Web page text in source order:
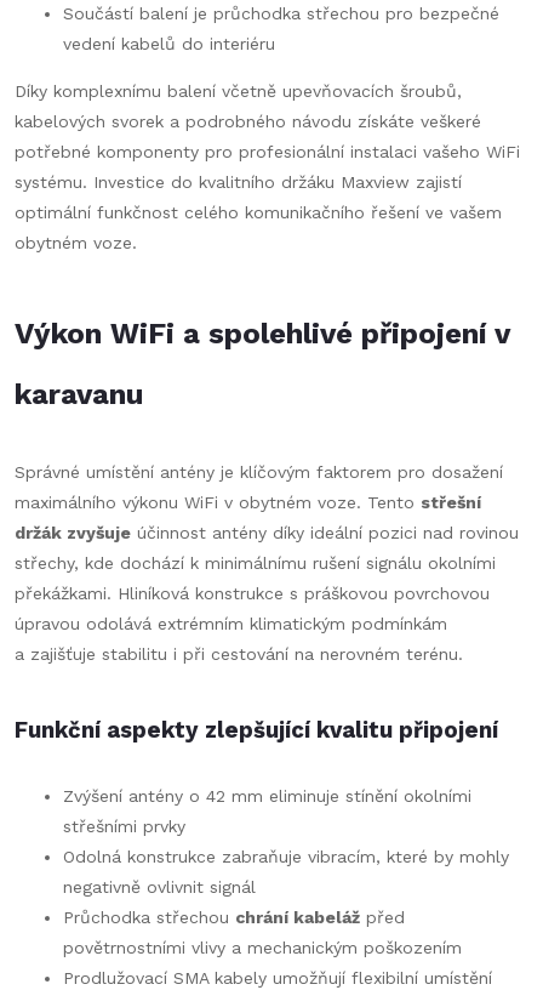
Součástí balení je průchodka střechou pro bezpečné
vedení kabelů do interiéru
Díky komplexnímu balení včetně upevňovacích šroubů,
kabelových svorek a podrobného návodu získáte veškeré
potřebné komponenty pro profesionální instalaci vašeho WiFi
systému. Investice do kvalitního držáku Maxview zajistí
optimální funkčnost celého komunikačního řešení ve vašem
obytném voze.
Výkon WiFi a spolehlivé připojení v
karavanu
Správné umístění antény je klíčovým faktorem pro dosažení
maximálního výkonu WiFi v obytném voze. Tento střešní
držák zvyšuje účinnost antény díky ideální pozici nad rovinou
střechy, kde dochází k minimálnímu rušení signálu okolními
překážkami. Hliníková konstrukce s práškovou povrchovou
úpravou odolává extrémním klimatickým podmínkám
a zajišťuje stabilitu i při cestování na nerovném terénu.
Funkční aspekty zlepšující kvalitu připojení
Zvýšení antény o 42 mm eliminuje stínění okolními
střešními prvky
Odolná konstrukce zabraňuje vibracím, které by mohly
negativně ovlivnit signál
Průchodka střechou chrání kabeláž před
povětrnostními vlivy a mechanickým poškozením
Prodlužovací SMA kabely umožňují flexibilní umístění